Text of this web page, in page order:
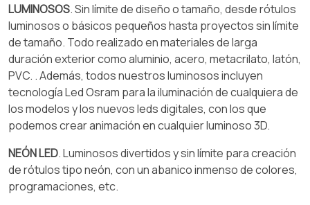
LUMINOSOS. Sin límite de diseño o tamaño, desde rótulos
luminosos o básicos pequeños hasta proyectos sin límite
de tamaño. Todo realizado en materiales de larga
duración exterior como aluminio, acero, metacrilato, latón,
PVC. . Además, todos nuestros luminosos incluyen
tecnología Led Osram para la iluminación de cualquiera de
los modelos y los nuevos leds digitales, con los que
podemos crear animación en cualquier luminoso 3D.
NEÓN LED. Luminosos divertidos y sin límite para creación
de rótulos tipo neón, con un abanico inmenso de colores,
programaciones, etc.